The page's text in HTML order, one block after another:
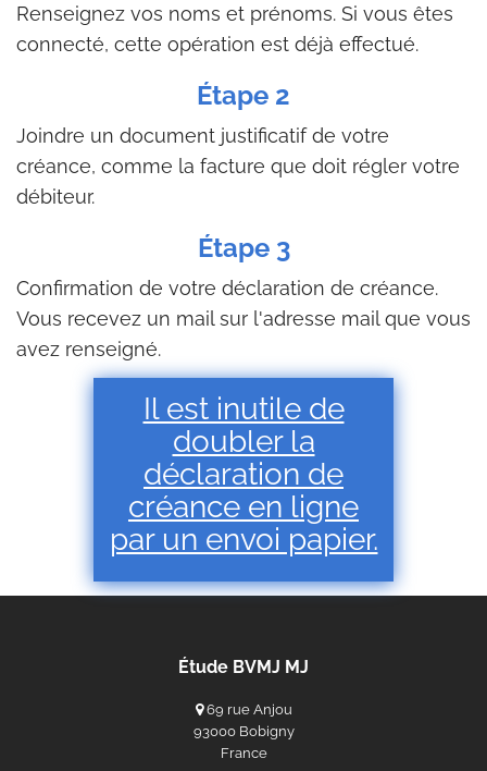
Renseignez vos noms et prénoms. Si vous êtes
connecté, cette opération est déjà effectué.
Étape 2
Joindre un document justificatif de votre
créance, comme la facture que doit régler votre
débiteur.
Étape 3
Confirmation de votre déclaration de créance.
Vous recevez un mail sur l'adresse mail que vous
avez renseigné.
Il est inutile de
doubler la
déclaration de
créance en ligne
par un envoi papier.
Étude BVMJ MJ
69 rue Anjou
93000 Bobigny
France